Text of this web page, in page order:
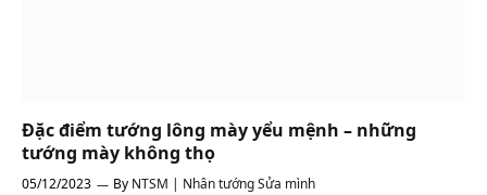
Đặc điểm tướng lông mày yểu mệnh – những
tướng mày không thọ
05/12/2023 By NTSM | Nhân tướng Sửa mình